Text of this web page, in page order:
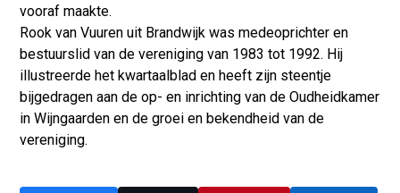
vooraf maakte.
Rook van Vuuren uit Brandwijk was medeoprichter en
bestuurslid van de vereniging van 1983 tot 1992. Hij
illustreerde het kwartaalblad en heeft zijn steentje
bijgedragen aan de op- en inrichting van de Oudheidkamer
in Wijngaarden en de groei en bekendheid van de
vereniging.